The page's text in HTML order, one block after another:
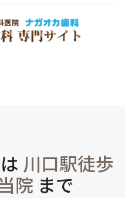
川口駅徒歩
院 まで